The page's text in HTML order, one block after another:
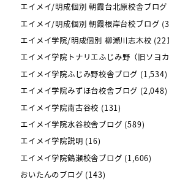
エイメイ/明成個別 朝霞台北原校舎ブログ
エイメイ/明成個別 朝霞根岸台校ブログ
エイメイ学院/明成個別 柳瀬川志木校
エイメイ学院トナリエふじみ野（旧ソヨ
エイメイ学院ふじみ野校舎ブログ (1,534)
エイメイ学院みずほ台校舎ブログ (2,048)
エイメイ学院南古谷校 (131)
エイメイ学院水谷校舎ブログ (589)
エイメイ学院説明 (16)
エイメイ学院鶴瀬校舎ブログ (1,606)
おいたんのブログ (143)